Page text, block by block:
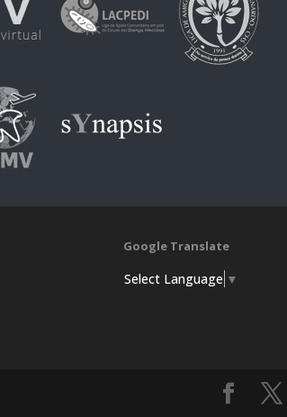
Google Translate
Select Language ▼